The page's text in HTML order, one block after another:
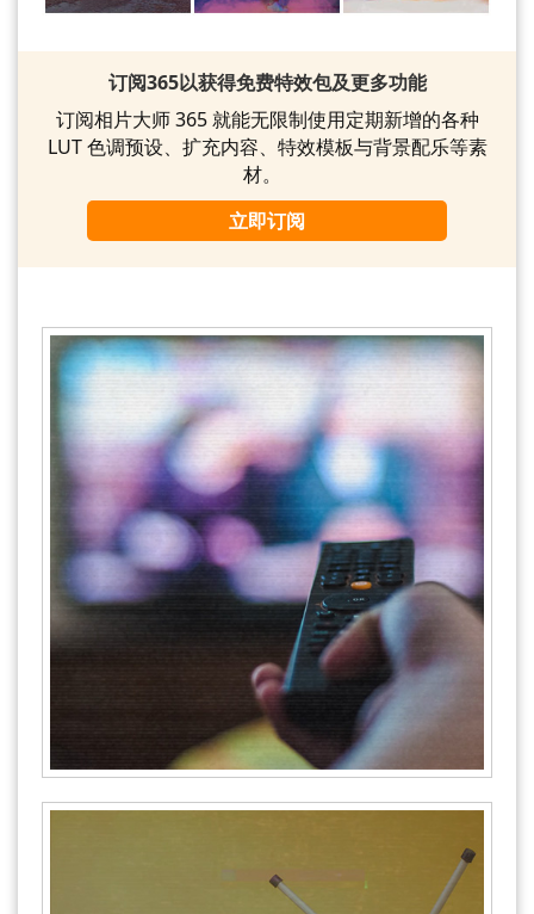
订阅365以获得免费特效包及更多功能
订阅相片大师 365 就能无限制使用定期新增的各种
LUT 色调预设、扩充内容、特效模板与背景配乐等素
材。
立即订阅